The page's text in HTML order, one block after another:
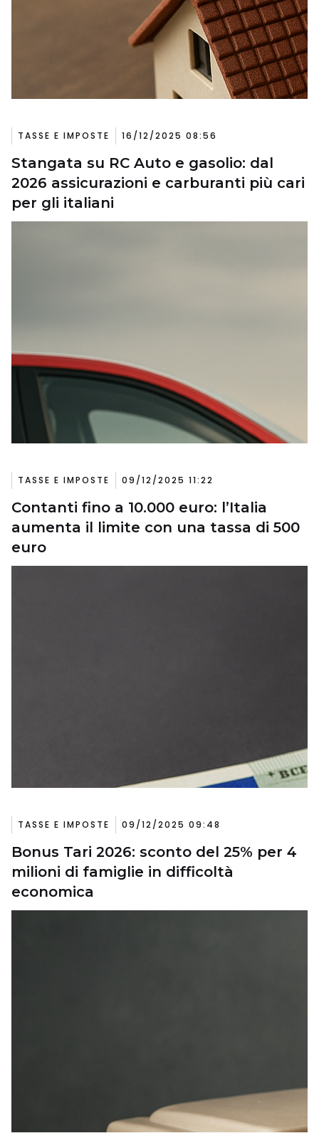
TASSE E IMPOSTE 16/12/2025 08:56
Stangata su RC Auto e gasolio: dal
2026 assicurazioni e carburanti più cari
per gli italiani
TASSE E IMPOSTE 09/12/2025 11:22
Contanti fino a 10.000 euro: l’Italia
aumenta il limite con una tassa di 500
euro
TASSE E IMPOSTE 09/12/2025 09:48
Bonus Tari 2026: sconto del 25% per 4
milioni di famiglie in difficoltà
economica